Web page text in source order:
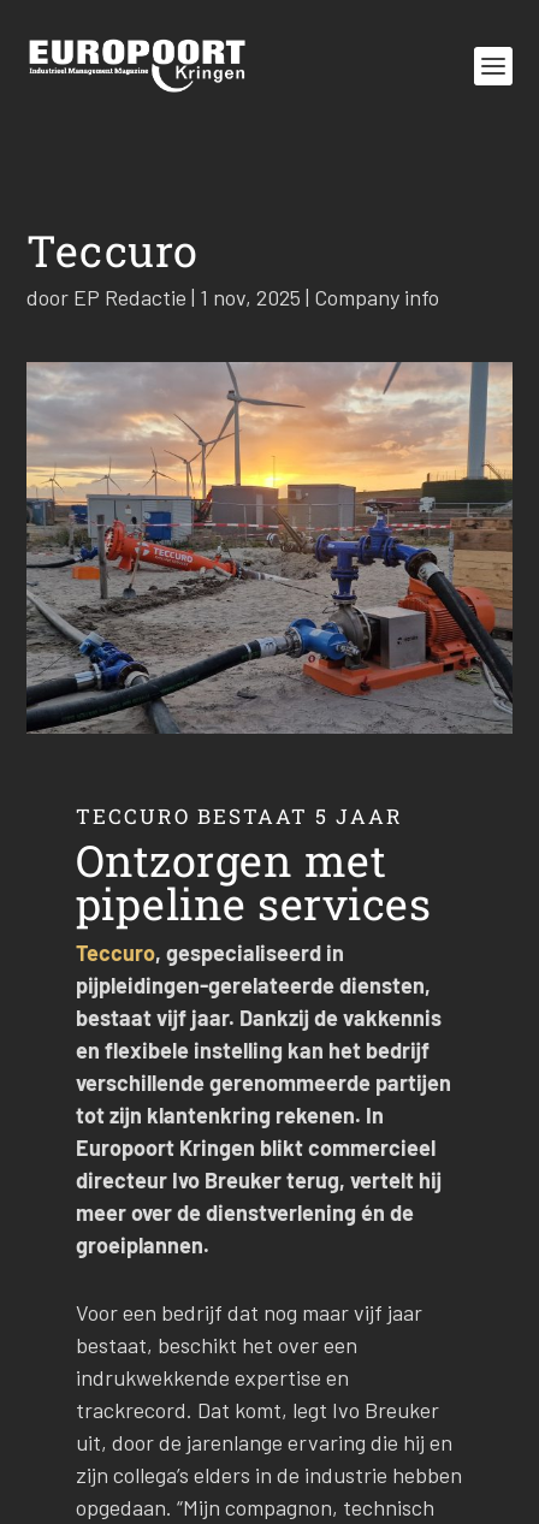
Teccuro
door EP Redactie | 1 nov, 2025 | Company info
TECCURO BESTAAT 5 JAAR
Ontzorgen met
pipeline services
Teccuro, gespecialiseerd in
pijpleidingen-gerelateerde diensten,
bestaat vijf jaar. Dankzij de vakkennis
en flexibele instelling kan het bedrijf
verschillende gerenommeerde partijen
tot zijn klantenkring rekenen. In
Europoort Kringen blikt commercieel
directeur Ivo Breuker terug, vertelt hij
meer over de dienstverlening én de
groeiplannen.
Voor een bedrijf dat nog maar vijf jaar
bestaat, beschikt het over een
indrukwekkende expertise en
trackrecord. Dat komt, legt Ivo Breuker
uit, door de jarenlange ervaring die hij en
zijn collega’s elders in de industrie hebben
opgedaan. “Mijn compagnon, technisch